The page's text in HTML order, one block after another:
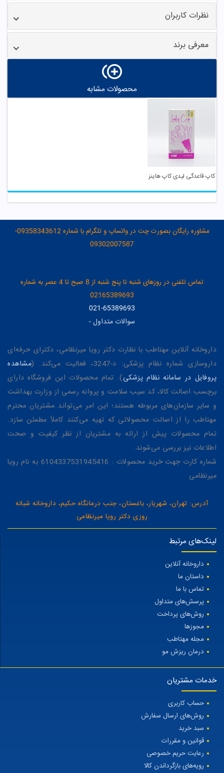
نظرات کاربران
معرفی برند
محصولات مشابه
کاپ قاعدگی لیدی کاپ هاینز
مشاوره رایگان بصورت چت در واتساپ و تلگرام با شماره 09358343612-
09302007587
تماس تلفنی در روزهای شنبه تا پنج شنبه از 8 صبح تا 4 عصر به شماره
02165389693
021-65389693
سوالات متداول-
داروخانه آنلاین مهتاطب با نظارت دکتر رویا میرنظامی، دکترای حرفه‌ای
داروسازی شماره نظام پزشکی: د-3247، فعالیت می‌کند. (
مشاهده
پروفایل در سامانه نظام پزشکی). تمام محصولات این فروشگاه دارای
برچسب اصالت کالا، کد سیب سلامت و پروانه رسمی از وزارت بهداشت
و سایر سازمان‌های مربوطه هستند؛ این امر می‌تواند مشتریان محترم
مهتاطب را از اصالت محصولاتی که تهیه می‌کنند کاملاً مطمئن سازد.
تمام محصولات پیش از ارائه به مشتریان از نظر کیفیت و صحت
اطلاعات نیز بررسی می‌شوند.
شماره کارت جهت خرید محصولات : 6104337531945416 به نام رویا
میرنظامی
آدرس: تهران، شهریار، باغستان، جنب درمانگاه حکیم، داروخانه شبانه
روزی دکتر رویا میرنظامی
لینک‌های مرتبط
داروخانه آنلاین
داستان ما
تماس با ما
پرسش‌های متداول
روش‌های پرداخت
مجوزها
مجله مهتاطب
درمان ریزش مو
خدمات مشتریان
حساب کاربری
روش‌های ارسال سفارش
سبد خرید
قوانین و مقررات
رعایت حریم خصوصی
رویه‌های بازگرداندن کالا